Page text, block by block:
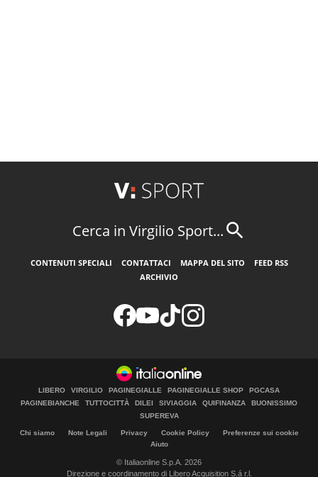
Cerca in Virgilio Sport...
CONTENUTI SPECIALI CONTATTACI MAPPA DEL SITO
FEED RSS
ARCHIVIO
LIBERO VIRGILIO PAGINEGIALLE PAGINEGIALLE SHOP
PGCASA
PAGINEBIANCHE
TUTTOCITTÀ DILEI SIVIAGGIA QUIFINANZA
BUONISSIMO
SUPEREVA
Chi siamo Note Legali Privacy Cookie Policy
Preferenze sui cookie
Aiuto
© Italiaonline S.p.A. 2026
Direzione e coordinamento di Libero Acquisition S.á r.l.